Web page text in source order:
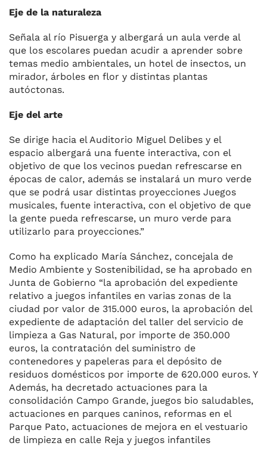
Eje de la naturaleza
Señala al río Pisuerga y albergará un aula verde al
que los escolares puedan acudir a aprender sobre
temas medio ambientales, un hotel de insectos, un
mirador, árboles en flor y distintas plantas
autóctonas.
Eje del arte
Se dirige hacia el Auditorio Miguel Delibes y el
espacio albergará una fuente interactiva, con el
objetivo de que los vecinos puedan refrescarse en
épocas de calor, además se instalará un muro verde
que se podrá usar distintas proyecciones Juegos
musicales, fuente interactiva, con el objetivo de que
la gente pueda refrescarse, un muro verde para
utilizarlo para proyecciones.”
Como ha explicado María Sánchez, concejala de
Medio Ambiente y Sostenibilidad, se ha aprobado en
Junta de Gobierno “la aprobación del expediente
relativo a juegos infantiles en varias zonas de la
ciudad por valor de 315.000 euros, la aprobación del
expediente de adaptación del taller del servicio de
limpieza a Gas Natural, por importe de 350.000
euros, la contratación del suministro de
contenedores y papeleras para el depósito de
residuos domésticos por importe de 620.000 euros. Y
Además, ha decretado actuaciones para la
consolidación Campo Grande, juegos bio saludables,
actuaciones en parques caninos, reformas en el
Parque Pato, actuaciones de mejora en el vestuario
de limpieza en calle Reja y juegos infantiles